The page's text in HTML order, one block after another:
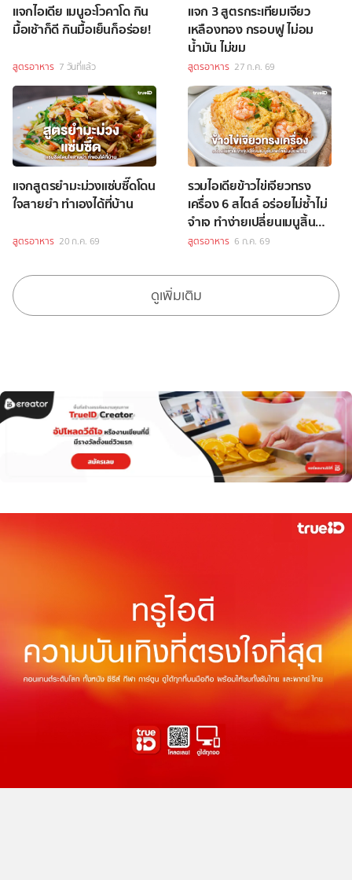
แจกไอเดีย เมนูอะโวคาโด กิน
มื้อเช้าก็ดี กินมื้อเย็นก็อร่อย!
สูตรอาหาร 7 วันที่แล้ว
แจก 3 สูตรกระเทียมเจียว
เหลืองทอง กรอบฟู ไม่อม
น้ำมัน ไม่ขม
สูตรอาหาร 27 ก.ค. 69
แจกสูตรยำมะม่วงแซ่บซี๊ดโดน
ใจสายยำ ทำเองได้ที่บ้าน
สูตรอาหาร 20 ก.ค. 69
รวมไอเดียข้าวไข่เจียวทรง
เครื่อง 6 สไตล์ อร่อยไม่ซ้ำไม่
จำเจ ทำง่ายเปลี่ยนเมนูสิ้นคิด
ให้เป็นมื้อพิเศษ
สูตรอาหาร 6 ก.ค. 69
ดูเพิ่มเติม